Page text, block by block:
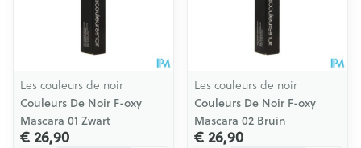
Les couleurs de noir
Couleurs De Noir F-oxy
Mascara 01 Zwart
€ 26,90
Les couleurs de noir
Couleurs De Noir F-oxy
Mascara 02 Bruin
€ 26,90